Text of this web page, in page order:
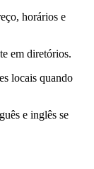
horários e
em diretórios.
locais quando
e inglês se